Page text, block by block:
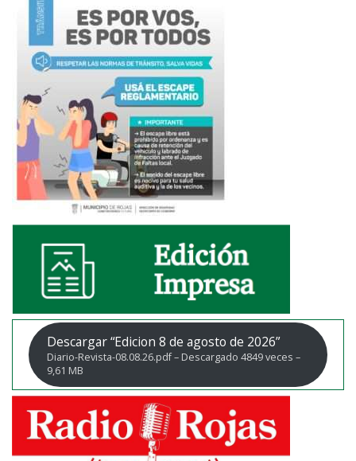
Descargar “Edicion 8 de agosto de 2026”
Diario-Revista-08.08.26.pdf – Descargado 4849 veces –
9,61 MB